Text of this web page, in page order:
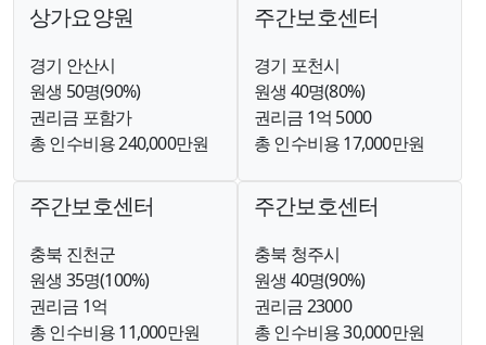
상가요양원
경기 안산시
원생 50명(90%)
권리금 포함가
총 인수비용 240,000만원
주간보호센터
경기 포천시
원생 40명(80%)
권리금 1억 5000
총 인수비용 17,000만원
주간보호센터
충북 진천군
원생 35명(100%)
권리금 1억
총 인수비용 11,000만원
주간보호센터
충북 청주시
원생 40명(90%)
권리금 23000
총 인수비용 30,000만원